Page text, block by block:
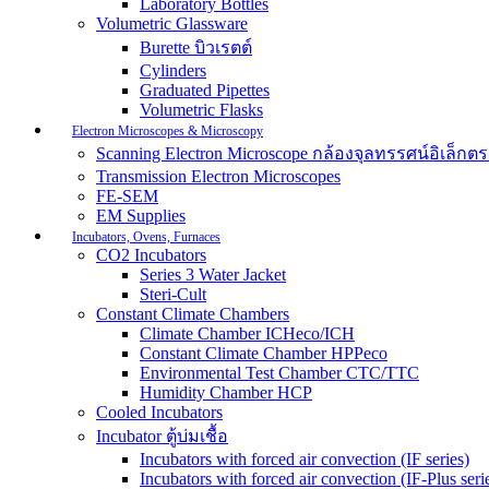
Laboratory Bottles
Volumetric Glassware
Burette บิวเรตต์
Cylinders
Graduated Pipettes
Volumetric Flasks
Electron Microscopes & Microscopy
Scanning Electron Microscope กล้องจุลทรรศน์อิเล็ก
Transmission Electron Microscopes
FE-SEM
EM Supplies
Incubators, Ovens, Furnaces
CO2 Incubators
Series 3 Water Jacket
Steri-Cult
Constant Climate Chambers
Climate Chamber ICHeco/ICH
Constant Climate Chamber HPPeco
Environmental Test Chamber CTC/TTC
Humidity Chamber HCP
Cooled Incubators
Incubator ตู้บ่มเชื้อ
Incubators with forced air convection (IF series)
Incubators with forced air convection (IF-Plus